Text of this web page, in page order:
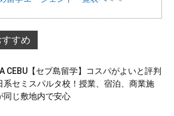
すめ
CEBU【セブ島留学】コスパがよいと評判
系セミスパルタ校！授業、宿泊、商業施
同じ敷地内で安心